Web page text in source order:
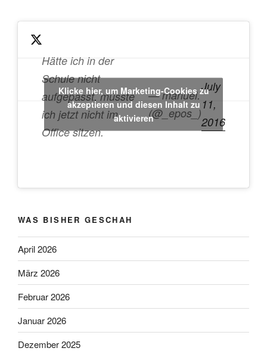
Hätte ich in der
Schule nicht
aufgepasst, müsste
ich jetzt nicht im
Office sitzen.
— manuel.
(@_epos_)
July
11,
2016
Klicke hier, um Marketing-Cookies zu
akzeptieren und diesen Inhalt zu
aktivieren
WAS BISHER GESCHAH
April 2026
März 2026
Februar 2026
Januar 2026
Dezember 2025